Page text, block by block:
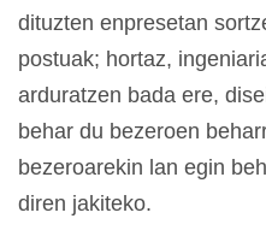
dituzten enpresetan
postuak; hortaz,
arduratzen bada ere,
behar du bezeroen
bezeroarekin lan egin
diren jakiteko.